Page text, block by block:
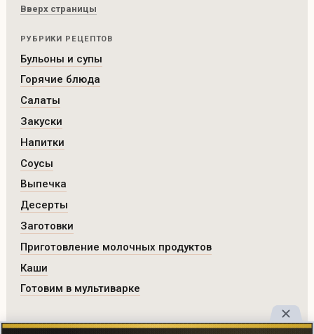
Вверх страницы
РУБРИКИ РЕЦЕПТОВ
Бульоны и супы
Горячие блюда
Салаты
Закуски
Напитки
Соусы
Выпечка
Десерты
Заготовки
Приготовление молочных продуктов
Каши
Готовим в мультиварке
РАЗДЕЛЫ САЙТА